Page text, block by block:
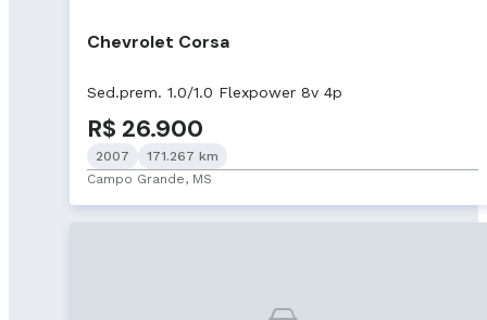
Chevrolet Corsa
Sed.prem. 1.0/1.0 Flexpower 8v 4p
R$ 26.900
2007
171.267 km
Campo Grande, MS